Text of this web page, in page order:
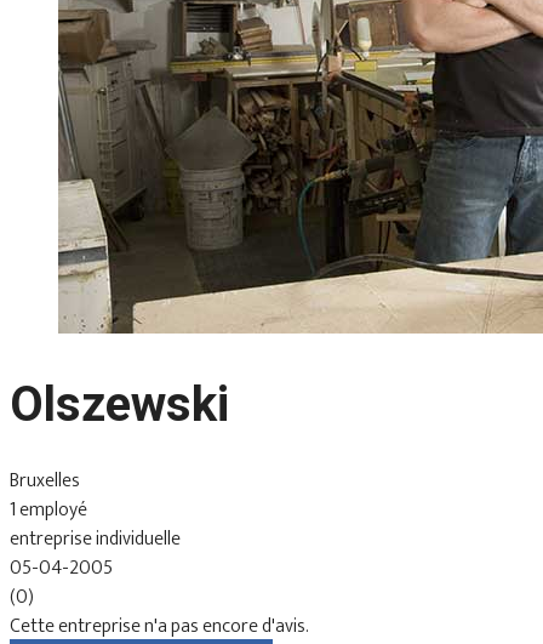
Olszewski
Bruxelles
1 employé
entreprise individuelle
05-04-2005
(0)
Cette entreprise n'a pas encore d'avis.